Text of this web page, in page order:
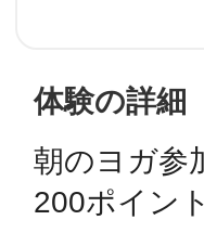
体験の詳細
朝のヨガ参
200ポイン